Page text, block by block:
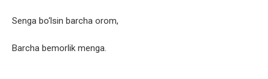
Senga bo‘lsin barcha orom,
Barcha bemorlik menga.